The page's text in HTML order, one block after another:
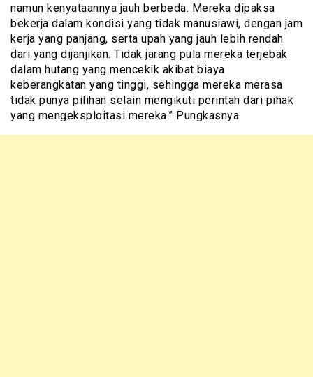
namun kenyataannya jauh berbeda. Mereka dipaksa
bekerja dalam kondisi yang tidak manusiawi, dengan jam
kerja yang panjang, serta upah yang jauh lebih rendah
dari yang dijanjikan. Tidak jarang pula mereka terjebak
dalam hutang yang mencekik akibat biaya
keberangkatan yang tinggi, sehingga mereka merasa
tidak punya pilihan selain mengikuti perintah dari pihak
yang mengeksploitasi mereka.” Pungkasnya.